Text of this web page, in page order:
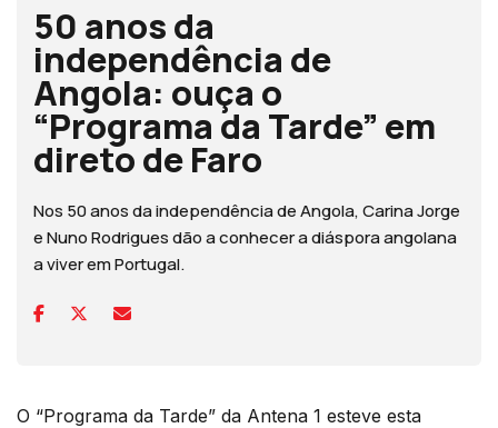
50 anos da
independência de
Angola: ouça o
“Programa da Tarde” em
direto de Faro
Nos 50 anos da independência de Angola, Carina Jorge
e Nuno Rodrigues dão a conhecer a diáspora angolana
a viver em Portugal.
O “Programa da Tarde” da Antena 1 esteve esta